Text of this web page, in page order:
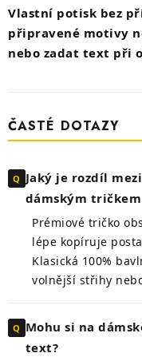
Vlastní potisk bez
připravené motivy
nebo zadat text při
ČASTÉ DOTAZY
Jaký je rozdíl
dámským
Prémiové tričko
lépe kopíruje
Klasická 100%
volnější střihy
Mohu si na
text?